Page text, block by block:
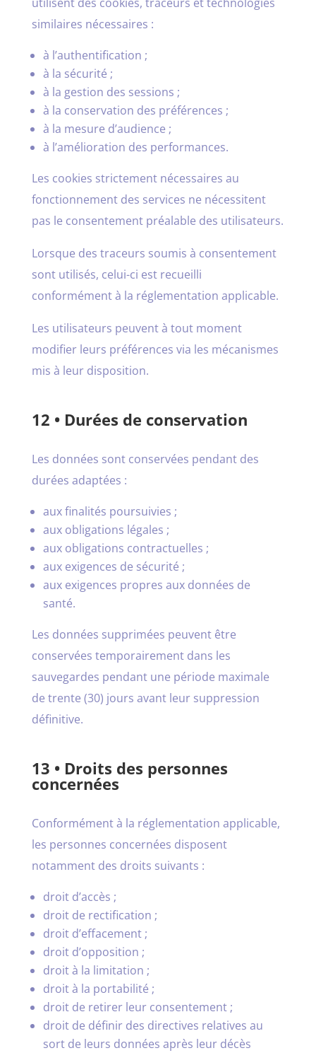
similaires nécessaires :
à l’authentification ;
à la sécurité ;
à la gestion des sessions ;
à la conservation des préférences ;
à la mesure d’audience ;
à l’amélioration des performances.
Les cookies strictement nécessaires au
fonctionnement des services ne nécessitent
pas le consentement préalable des utilisateurs.
Lorsque des traceurs soumis à consentement
sont utilisés, celui-ci est recueilli
conformément à la réglementation applicable.
Les utilisateurs peuvent à tout moment
modifier leurs préférences via les mécanismes
mis à leur disposition.
12 • Durées de conservation
Les données sont conservées pendant des
durées adaptées :
aux finalités poursuivies ;
aux obligations légales ;
aux obligations contractuelles ;
aux exigences de sécurité ;
aux exigences propres aux données de
santé.
Les données supprimées peuvent être
conservées temporairement dans les
sauvegardes pendant une période maximale
de trente (30) jours avant leur suppression
définitive.
13 • Droits des personnes
concernées
Conformément à la réglementation applicable,
les personnes concernées disposent
notamment des droits suivants :
droit d’accès ;
droit de rectification ;
droit d’effacement ;
droit d’opposition ;
droit à la limitation ;
droit à la portabilité ;
droit de retirer leur consentement ;
droit de définir des directives relatives au
sort de leurs données après leur décès